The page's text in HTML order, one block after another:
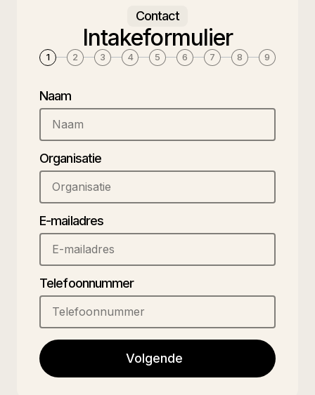
Contact
Intakeformulier
1 2 3 4 5 6 7 8 9
Naam
Organisatie
E-mailadres
Telefoonnummer
Volgende